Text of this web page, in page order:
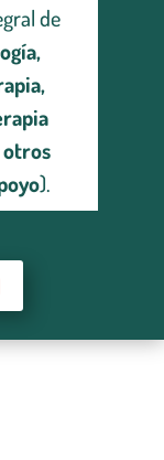
de
otros
).